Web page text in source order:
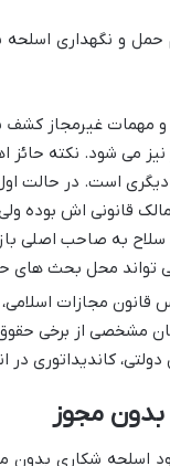
و نگهداری
و مهمات غیرمجاز
می شود. نکته حائز
است. در حالت
مالک قانونی اش
سلاح به صاحب اصلی
تواند محل بحث های
قانون مجازات
مشخصی از برخی
کاندیداتوری در
مجوز
خود اسلحه شکاری